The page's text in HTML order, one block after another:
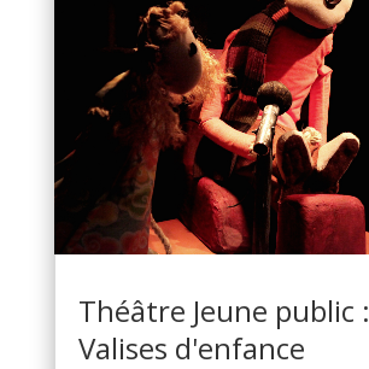
Théâtre Jeune public :
Valises d'enfance